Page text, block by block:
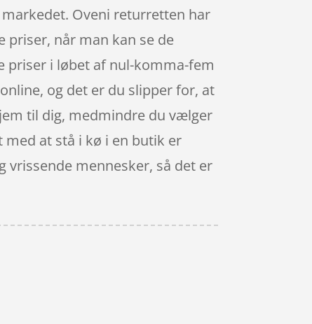
Oveni returretten har
priser, når man kan se de
priser i løbet af nul-komma-fem
og det er du slipper for, at
til dig, medmindre du vælger
at stå i kø i en butik er
mennesker, så det er